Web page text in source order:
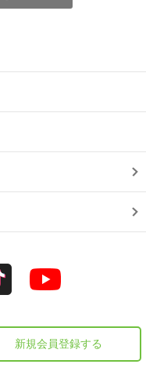
新規会員登録する